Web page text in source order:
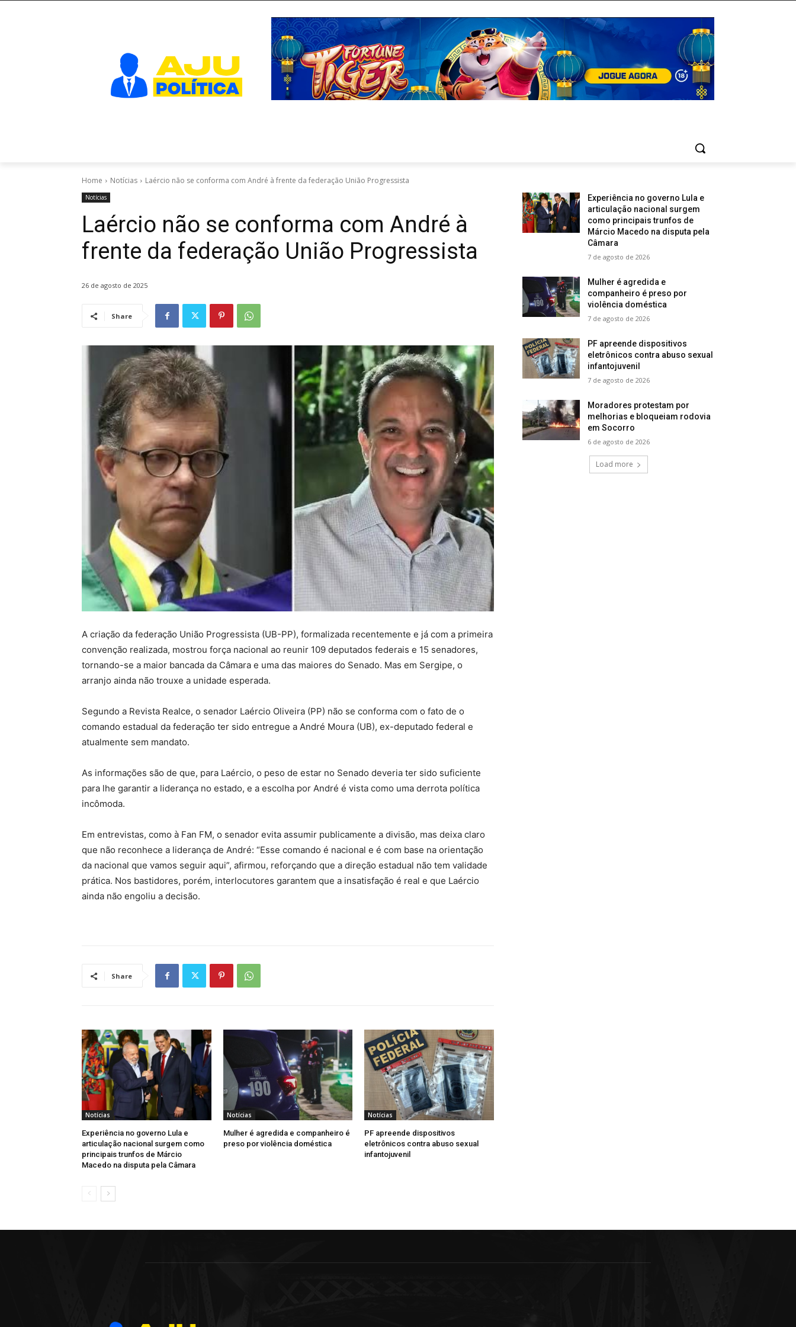
Home Notícias Laércio não se conforma com André à frente da federação União Progressista
Notícias
Laércio não se conforma com André à
frente da federação União Progressista
26 de agosto de 2025
Share
A criação da federação União Progressista (UB-PP), formalizada recentemente e já com a primeira
convenção realizada, mostrou força nacional ao reunir 109 deputados federais e 15 senadores,
tornando-se a maior bancada da Câmara e uma das maiores do Senado. Mas em Sergipe, o
arranjo ainda não trouxe a unidade esperada.
Segundo a Revista Realce, o senador Laércio Oliveira (PP) não se conforma com o fato de o
comando estadual da federação ter sido entregue a André Moura (UB), ex-deputado federal e
atualmente sem mandato.
As informações são de que, para Laércio, o peso de estar no Senado deveria ter sido suficiente
para lhe garantir a liderança no estado, e a escolha por André é vista como uma derrota política
incômoda.
Em entrevistas, como à Fan FM, o senador evita assumir publicamente a divisão, mas deixa claro
que não reconhece a liderança de André: “Esse comando é nacional e é com base na orientação
da nacional que vamos seguir aqui”, afirmou, reforçando que a direção estadual não tem validade
prática. Nos bastidores, porém, interlocutores garantem que a insatisfação é real e que Laércio
ainda não engoliu a decisão.
Share
Notícias
Experiência no governo Lula e
articulação nacional surgem como
principais trunfos de Márcio
Macedo na disputa pela Câmara
Notícias
Mulher é agredida e companheiro é
preso por violência doméstica
Notícias
PF apreende dispositivos
eletrônicos contra abuso sexual
infantojuvenil
Experiência no governo Lula e
articulação nacional surgem
como principais trunfos de
Márcio Macedo na disputa pela
Câmara
7 de agosto de 2026
Mulher é agredida e
companheiro é preso por
violência doméstica
7 de agosto de 2026
PF apreende dispositivos
eletrônicos contra abuso sexual
infantojuvenil
7 de agosto de 2026
Moradores protestam por
melhorias e bloqueiam rodovia
em Socorro
6 de agosto de 2026
Load more